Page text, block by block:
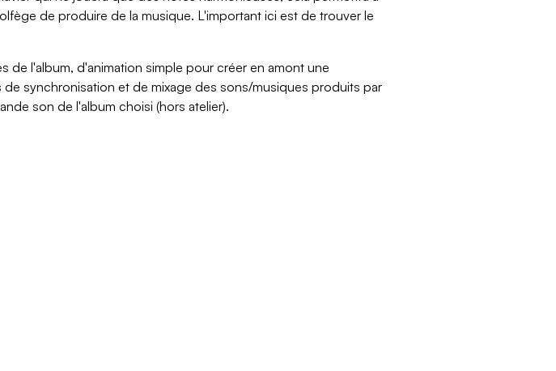
de produire de la musique. L'important ici est de trouver le
de l'album, d'animation simple pour créer en amont une
synchronisation et de mixage des sons/musiques produits par
son de l'album choisi (hors atelier).